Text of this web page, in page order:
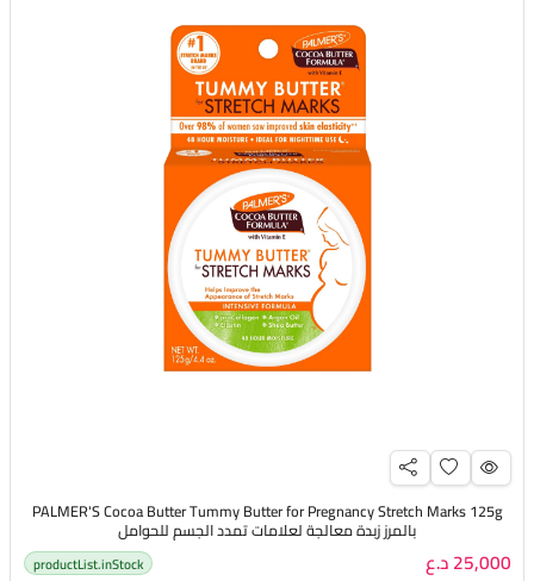
PALMER'S Cocoa Butter Tummy Butter for Pregnancy Stretch Marks 125g
بالمرز زبدة معالجة لعلامات تمدد الجسم للحوامل
25,000 د.ع productList.inStock